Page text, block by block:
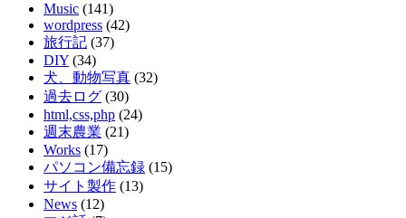
Music (141)
wordpress (42)
旅行記 (37)
DIY (34)
犬、動物写真 (32)
過去ログ (30)
html,css,php (24)
週末農業 (21)
Works (17)
パソコン備忘録 (15)
サイト製作 (13)
News (12)